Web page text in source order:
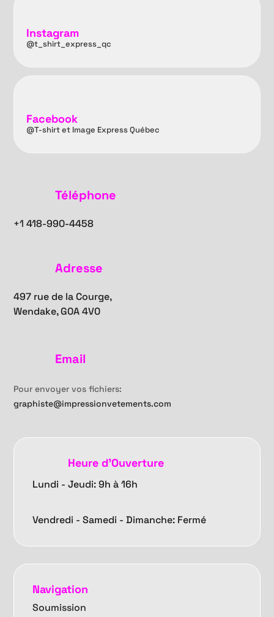
Instagram
@t_shirt_express_qc
Facebook
@T-shirt et Image Express Québec
Téléphone
+1418-990-4458
Adresse
497 rue de la Courge,
Wendake, G0A 4V0
Email
Pour envoyer vos fichiers:
graphiste@impressionvetements.com
Heure d'Ouverture
Lundi - Jeudi: 9h à 16h
Vendredi -Samedi - Dimanche: Fermé
Navigation
Soumission